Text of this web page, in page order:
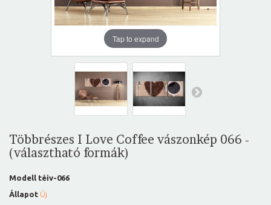
Tap to expand
Többrészes I Love Coffee vászonkép 066 -
(választható formák)
Modell téiv-066
Állapot Új